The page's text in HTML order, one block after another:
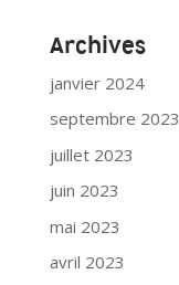
Archives
janvier 2024
septembre 2023
juillet 2023
juin 2023
mai 2023
avril 2023